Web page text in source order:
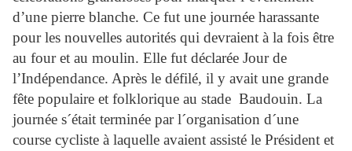
d’une pierre blanche. Ce fut une journée harassante
pour les nouvelles autorités qui devraient à la fois être
au four et au moulin. Elle fut déclarée Jour de
l’Indépendance. Après le défilé, il y avait une grande
fête populaire et folklorique au stade Baudouin. La
journée s´était terminée par l´organisation d´une
course cycliste à laquelle avaient assisté le Président et